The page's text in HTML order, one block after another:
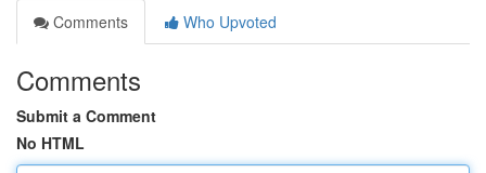
Comments
Who Upvoted
Comments
Submit a Comment
No HTML